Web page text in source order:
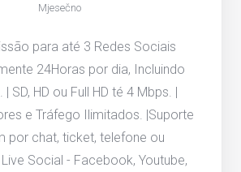
Mjesečno
para até 3 Redes Sociais
24Horas por dia, Incluindo
SD, HD ou Full HD té 4 Mbps. |
e Tráfego Ilimitados. |Suporte
por chat, ticket, telefone ou
Social - Facebook, Youtube,